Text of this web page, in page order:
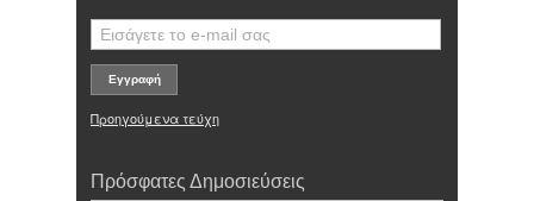
Προηγούμενα τεύχη
Πρόσφατες Δημοσιεύσεις